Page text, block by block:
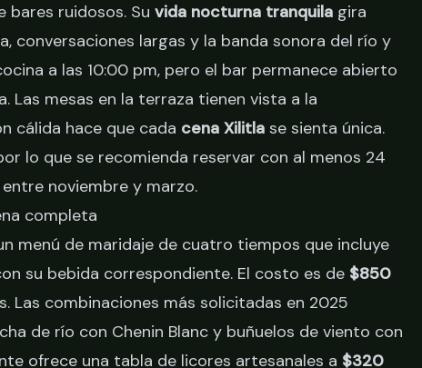
bares ruidosos. Su vida nocturna tranquila gira
conversaciones largas y la banda sonora del río y
a las 10:00 pm, pero el bar permanece abierto
Las mesas en la terraza tienen vista a la
cálida hace que cada cena Xilitla se sienta única.
lo que se recomienda reservar con al menos 24
noviembre y marzo.
completa
menú de maridaje de cuatro tiempos que incluye
su bebida correspondiente. El costo es de $850
Las combinaciones más solicitadas en 2025
de río con Chenin Blanc y buñuelos de viento con
ofrece una tabla de licores artesanales a $320